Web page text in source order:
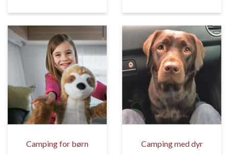
Camping for børn Camping med dyr